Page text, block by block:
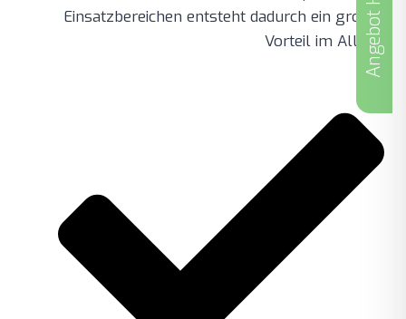
Einsatzbereichen entsteht dadurch ein großer
Vorteil im Alltag.